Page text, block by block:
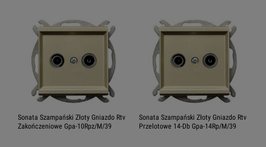
Sonata Szampański Złoty Gniazdo Rtv
Zakończeniowe Gpa-10Rpz/M/39
Sonata Szampański Złoty Gniazdo Rtv
Przelotowe 14-Db Gpa-14Rp/M/39